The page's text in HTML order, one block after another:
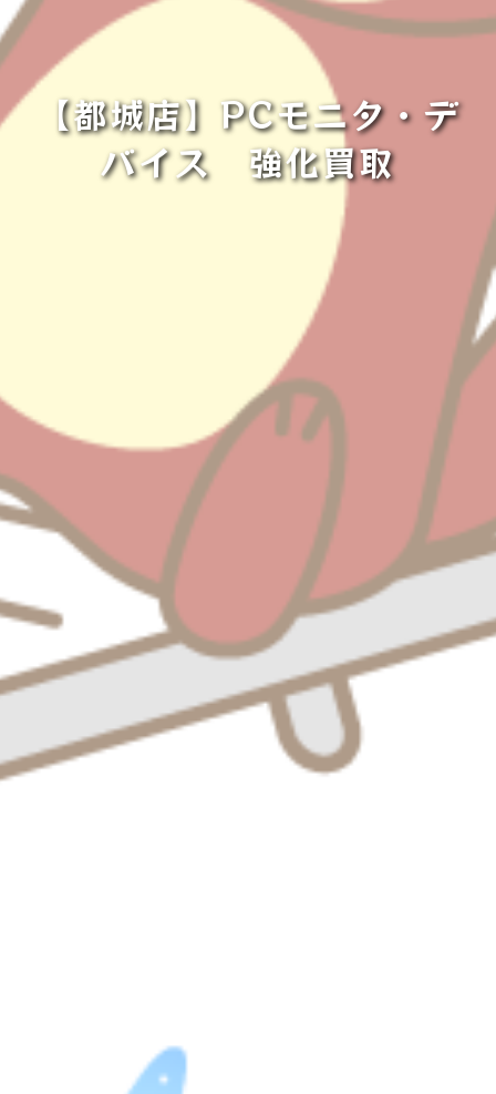
【都城店】PCモニタ・デ
バイス 強化買取